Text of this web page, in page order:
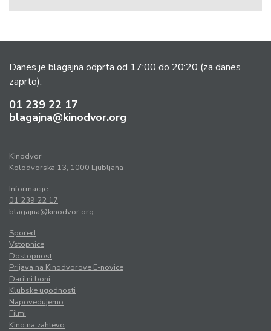
Danes je blagajna odprta od 17:00 do 20:20 (za danes
zaprto).
01 239 22 17
blagajna@kinodvor.org
Kinodvor
Kolodvorska 13, 1000 Ljubljana
Informacije:
01 239 22 17
blagajna@kinodvor.org
Spored
Vstopnice
Dostopnost
Prijava na Kinodvorove E-novice
Darilni boni
Klubske ugodnosti
Napovedujemo
Filmi
Kino na zahtevo